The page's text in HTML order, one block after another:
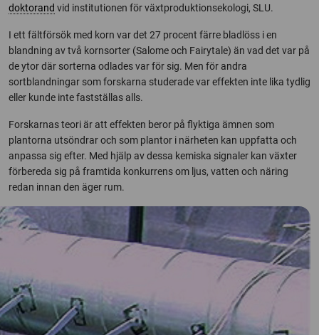
doktorand vid institutionen för växtproduktionsekologi, SLU.
I ett fältförsök med korn var det 27 procent färre bladlöss i en
blandning av två kornsorter (Salome och Fairytale) än vad det var på
de ytor där sorterna odlades var för sig. Men för andra
sortblandningar som forskarna studerade var effekten inte lika tydlig
eller kunde inte fastställas alls.
Forskarnas teori är att effekten beror på flyktiga ämnen som
plantorna utsöndrar och som plantor i närheten kan uppfatta och
anpassa sig efter. Med hjälp av dessa kemiska signaler kan växter
förbereda sig på framtida konkurrens om ljus, vatten och näring
redan innan den äger rum.